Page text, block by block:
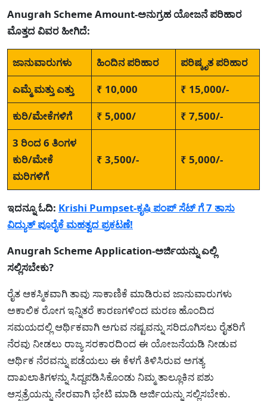
Anugrah Scheme Amount-ಅನುಗ್ರಹ ಯೋಜನೆ ಪರಿಹಾರ
ಮೊತ್ತದ ವಿವರ ಹೀಗಿದೆ:
ಜಾನುವಾರುಗಳು ಹಿಂದಿನ ಪರಿಹಾರ
ಪರಿಷ್ಕೃತ ಪರಿಹಾರ
ಎಮ್ಮೆ ಮತ್ತು ಎತ್ತು
₹ 10,000
₹ 15,000/-
ಕುರಿ/ಮೇಕೆಗಳಿಗೆ
₹ 5,000/
₹ 7,500/-
3 ರಿಂದ 6 ತಿಂಗಳ
ಕುರಿ/ಮೇಕೆ
ಮರಿಗಳಿಗೆ
₹ 3,500/- ₹ 5,000/-
ಇದನ್ನೂ ಓದಿ: Krishi Pumpset-ಕೃಷಿ ಪಂಪ್ ಸೆಟ್ ಗೆ 7 ತಾಸು
ವಿದ್ಯುತ್ ಪೂರೈಕೆ ಮಹತ್ವದ ಪ್ರಕಟಣೆ!
Anugrah Scheme Application-ಅರ್ಜಿಯನ್ನು ಎಲ್ಲಿ
ಸಲ್ಲಿಸಬೇಕು?
ರೈತ ಆಕಸ್ಮಿಕವಾಗಿ ತಾವು ಸಾಕಾಣಿಕೆ ಮಾಡಿರುವ ಜಾನುವಾರುಗಳು
ಅಕಾಲಿಕ ರೋಗ ಇನ್ನಿತರೆ ಕಾರಣಗಳಿಂದ ಮರಣ ಹೊಂದಿದ
ಸಮಯದಲ್ಲಿ ಆರ್ಥಿಕವಾಗಿ ಅಗುವ ನಷ್ಟವನ್ನು ಸರಿದೂಗಿಸಲು ರೈತರಿಗೆ
ನೆರವು ನೀಡಲು ರಾಜ್ಯ ಸರಕಾರದಿಂದ ಈ ಯೋಜನೆಯಡಿ ನೀಡುವ
ಆರ್ಥಿಕ ನೆರವನ್ನು ಪಡೆಯಲು ಈ ಕೆಳಗೆ ತಿಳಿಸಿರುವ ಅಗತ್ಯ
ದಾಖಲಾತಿಗಳನ್ನು ಸಿದ್ದಪಡಿಸಿಕೊಂಡು ನಿಮ್ಮ ತಾಲ್ಲೂಕಿನ ಪಶು
ಆಸ್ಪತ್ರೆಯನ್ನು ನೇರವಾಗಿ ಭೇಟಿ ಮಾಡಿ ಅರ್ಜಿಯನ್ನು ಸಲ್ಲಿಸಬೇಕು.